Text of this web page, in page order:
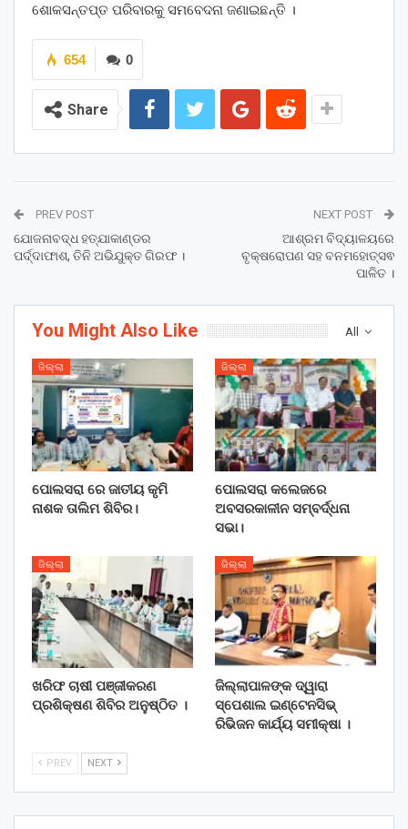
ଶୋକସନ୍ତପ୍ତ ପରିବାରକୁ ସମବେଦନା ଜଣାଇଛନ୍ତି ।
0
654
Share
PREV POST
ଯୋଜନାବଦ୍ଧ ହତ୍ଯାକାଣ୍ଡର
ପର୍ଦ୍ଦାଫାଶ, ତିନି ଅଭିଯୁକ୍ତ ଗିରଫ ।
NEXT POST
ଆଶ୍ରମ ବିଦ୍ୟାଳୟରେ
ବୃକ୍ଷରୋପଣ ସହ ବନମହୋତ୍ସଵ
ପାଳିତ ।
All
You Might Also Like
ଜିଲ୍ଲା
ପୋଲସରା ରେ ଜାତୀୟ କୃମି
ନାଶକ ତାଲିମ ଶିବିର।
ଜିଲ୍ଲା
ପୋଲସରା କଲେଜରେ
ଅବସରକାଳୀନ ସମ୍ବର୍ଦ୍ଧନା
ସଭା।
ଜିଲ୍ଲା
ଖରିଫ ଚାଷୀ ପଞ୍ଜୀକରଣ
ପ୍ରଶିକ୍ଷଣ ଶିବିର ଅନୁଷ୍ଠିତ ।
ଜିଲ୍ଲା
ଜିଲ୍ଲାପାଳଙ୍କ ଦ୍ୱାରା
ସ୍ପେଶାଲ ଇଣ୍ଟେନସିଭ୍
ରିଭିଜନ କାର୍ଯ୍ୟ ସମୀକ୍ଷା ।
PREV NEXT